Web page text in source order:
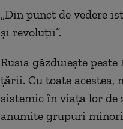
„Din punct de vedere
și revoluții”.
Rusia găzduiește
țării. Cu toate
sistemic în viața lor de
anumite grupuri